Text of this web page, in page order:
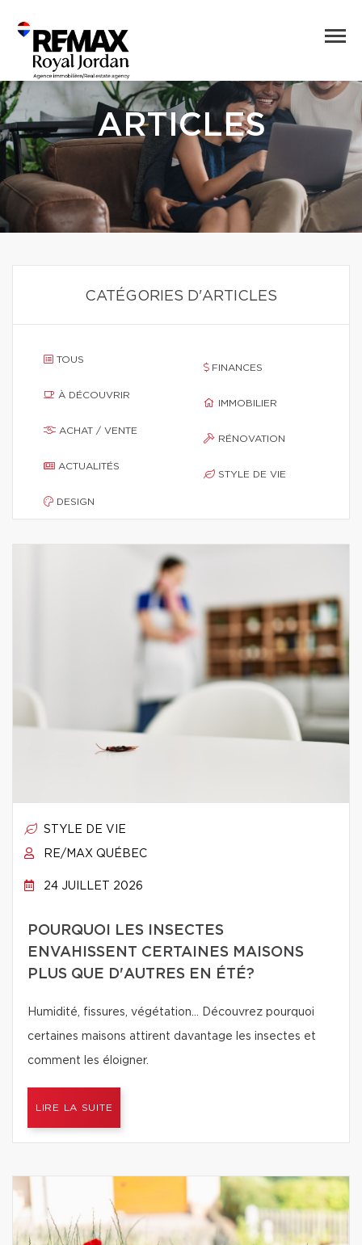
ARTICLES
CATÉGORIES D'ARTICLES
TOUS
À DÉCOUVRIR
ACHAT / VENTE
ACTUALITÉS
DESIGN
FINANCES
IMMOBILIER
RÉNOVATION
STYLE DE VIE
STYLE DE VIE
RE/MAX QUÉBEC
24 JUILLET 2026
POURQUOI LES INSECTES
ENVAHISSENT CERTAINES MAISONS
PLUS QUE D'AUTRES EN ÉTÉ?
Humidité, fissures, végétation… Découvrez pourquoi
certaines maisons attirent davantage les insectes et
comment les éloigner.
LIRE LA SUITE